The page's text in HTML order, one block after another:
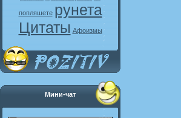
попляшете рунета
Цитаты Афоизмы
Мини-чат